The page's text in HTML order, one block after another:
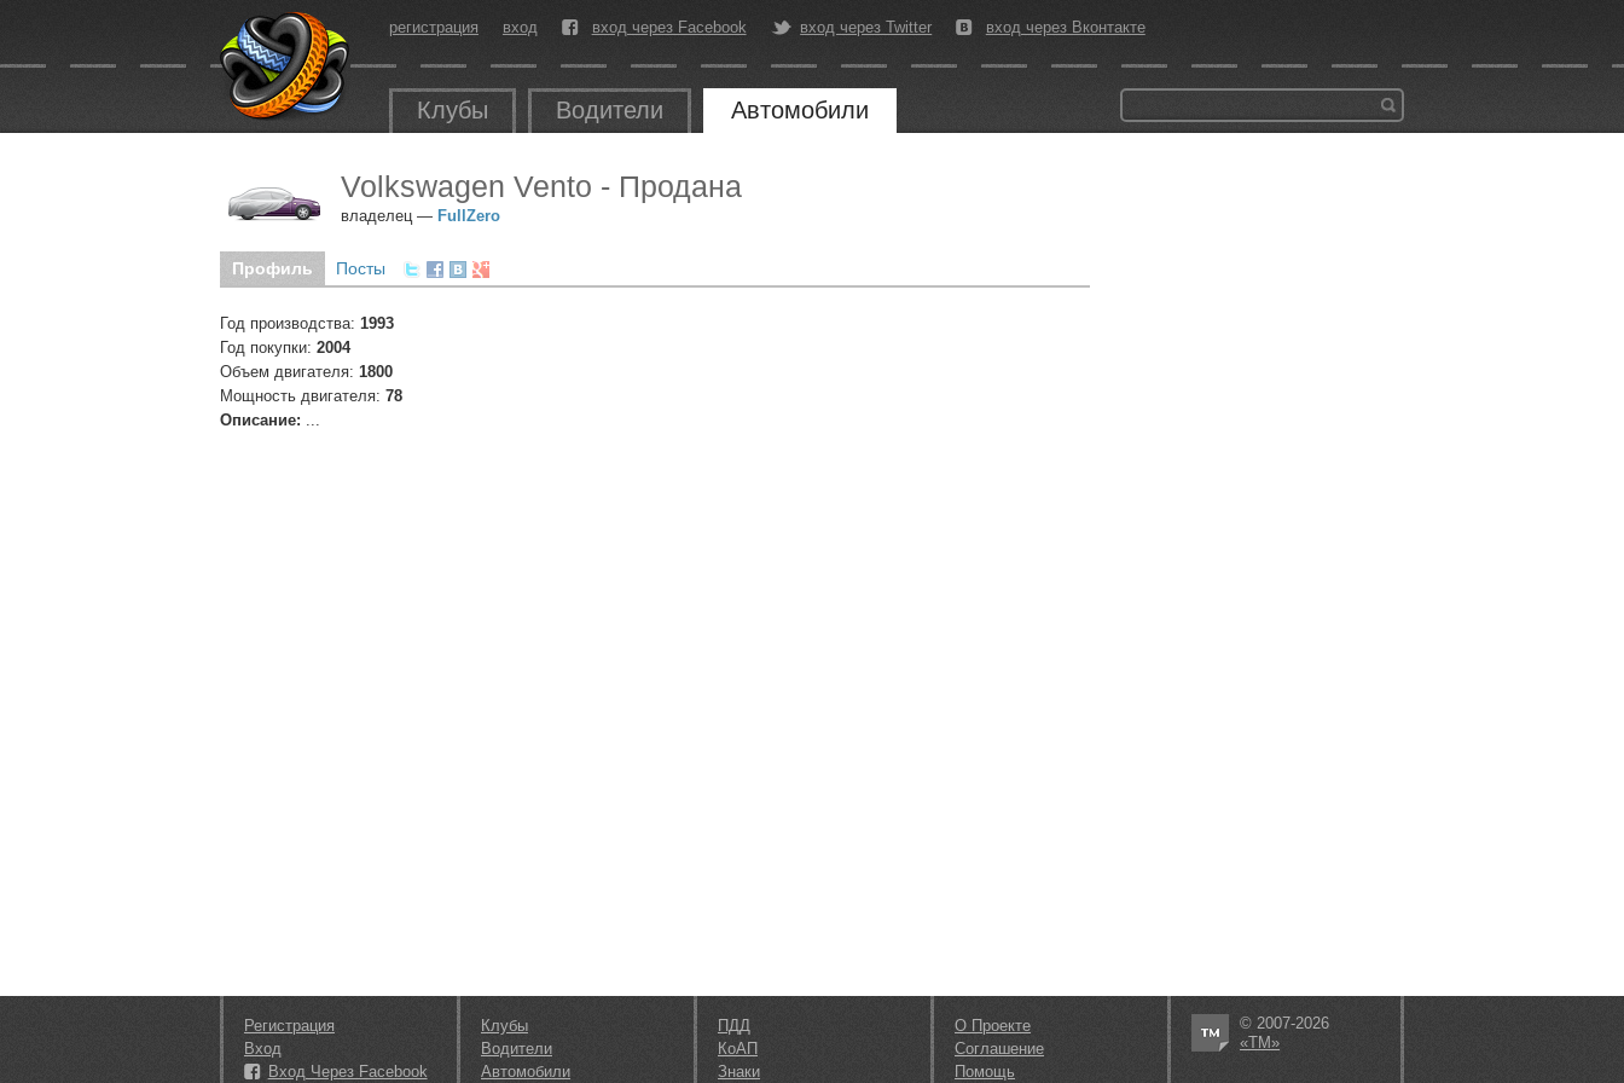
регистрация вход вход через Facebook вход через Twitter вход через Вконтакте
Клубы Водители Автомобили
Volkswagen Vento - Продана
владелец — FullZero
Профиль Посты
Год производства: 1993
Год покупки: 2004
Объем двигателя: 1800
Мощность двигателя: 78
Описание: ...
Регистрация
Вход
Вход Через Facebook
Клубы
Водители
Автомобили
ПДД
КоАП
Знаки
О Проекте
Соглашение
Помощь
© 2007-2026
«ТМ»